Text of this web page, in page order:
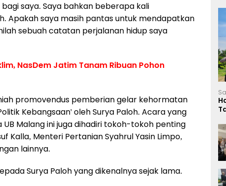
saya. Saya bahkan beberapa kali
Apakah saya masih pantas untuk mendapatkan
sebuah catatan perjalanan hidup saya
NasDem Jatim Tanam Ribuan Pohon
promovendus pemberian gelar kehormatan
Kebangsaan' oleh Surya Paloh. Acara yang
Malang ini juga dihadiri tokoh-tokoh penting
Kalla, Menteri Pertanian Syahrul Yasin Limpo,
lainnya.
Surya Paloh yang dikenalnya sejak lama.